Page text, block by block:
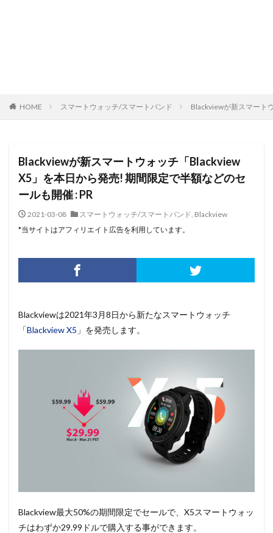
HOME スマートウォッチ/スマートバンド Blackviewが新スマート
Blackviewが新スマートウォッチ「Blackview
X5」を本日から発売! 期間限定で半額などのセ
ールも開催 : PR
2021-03-08 スマートウォッチ/スマートバンド, Blackview
*当サイトはアフィリエイト広告を利用しています。
Blackviewは2021年3月8日から新たなスマートウォッチ
「Blackview X5 」を発売します。
Blackview最大50%の期間限定でセールで、X5スマートウォッ
チはわずか29.99ドルで購入する事ができます。